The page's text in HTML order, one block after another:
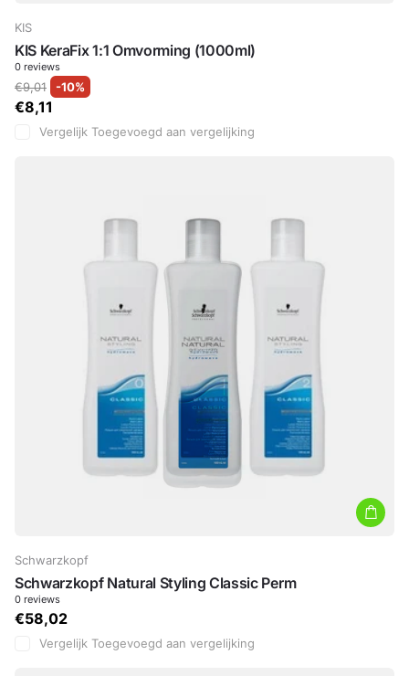
KIS
KIS KeraFix 1:1 Omvorming (1000ml)
0 reviews
€9,01 -10%
€8,11
Vergelijk Toegevoegd aan vergelijking
Schwarzkopf
Schwarzkopf Natural Styling Classic Perm
0 reviews
€58,02
Vergelijk Toegevoegd aan vergelijking